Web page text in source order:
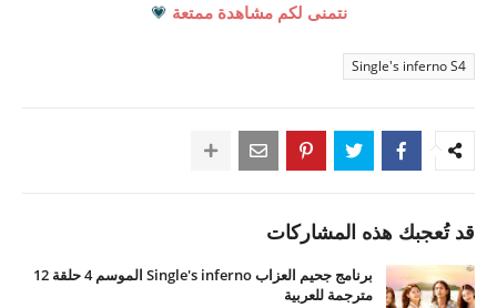
نتمنى لكم مشاهدة ممتعة 💗
Single's inferno S4
قد تُعجبك هذه المشاركات
برنامج جحيم العزاب Single's inferno الموسم 4 حلقة 12
مترجمة للعربية